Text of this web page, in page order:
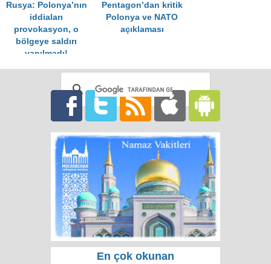
Rusya: Polonya’nın
iddiaları
provokasyon, o
bölgeye saldırı
yapılmadı!
Pentagon’dan kritik
Polonya ve NATO
açıklaması
En çok okunan